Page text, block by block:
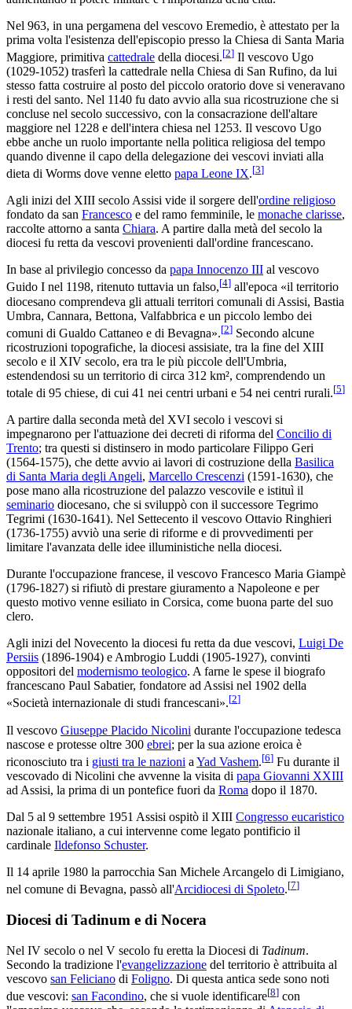
Nel 963, in una pergamena del vescovo Eremedio, è attestato per la
prima volta l'esistenza dell'episcopio presso la Chiesa di Santa Maria
Maggiore, primitiva cattedrale della diocesi.[2] Il vescovo Ugo
(1029-1052) trasferì la cattedrale nella Chiesa di San Rufino, da lui
stesso fatta costruire al posto del piccolo oratorio dove si veneravano
i resti del santo. Nel 1140 fu dato avvio alla sua ricostruzione che si
concluse nel secolo successivo, con la consacrazione dell'altare
maggiore nel 1228 e dell'intera chiesa nel 1253. Il vescovo Ugo
ebbe anche un ruolo importante nella politica religiosa del tempo
quando divenne il capo della delegazione dei vescovi inviati alla
dieta di Worms dove venne eletto papa Leone IX.[3]
Agli inizi del XIII secolo Assisi vide il sorgere dell'ordine religioso
fondato da san Francesco e del ramo femminile, le monache clarisse,
raccolte attorno a santa Chiara. A partire dalla metà del secolo la
diocesi fu retta da vescovi provenienti dall'ordine francescano.
In base al privilegio concesso da papa Innocenzo III al vescovo
Guido I nel 1198, ritenuto tuttavia un falso,[4] all'epoca «il territorio
diocesano comprendeva gli attuali territori comunali di Assisi, Bastia
Umbra, Cannara, Bettona, Valfabbrica e un piccolo lembo dei
comuni di Gualdo Cattaneo e di Bevagna».[2] Secondo alcune
ricostruzioni topografiche, la diocesi assisiate, tra la fine del XIII
secolo e il XIV secolo, era tra le più piccole dell'Umbria,
estendendosi su un territorio di circa 312 km², comprendendo un
totale di 95 chiese, di cui 41 nei centri urbani e 54 nei centri rurali.[5]
A partire dalla seconda metà del XVI secolo i vescovi si
impegnarono per l'attuazione dei decreti di riforma del Concilio di
Trento; tra questi si distinsero in modo particolare Filippo Geri
(1564-1575), che dette avvio ai lavori di costruzione della Basilica
di Santa Maria degli Angeli, Marcello Crescenzi (1591-1630), che
pose mano alla ricostruzione del palazzo vescovile e istituì il
seminario diocesano, che si sviluppò con il successore Tegrimo
Tegrimi (1630-1641). Nel Settecento il vescovo Ottavio Ringhieri
(1736-1755) avviò una serie di riforme e di provvedimenti per
limitare l'avanzata delle idee illuministiche nella diocesi.
Durante l'occupazione francese, il vescovo Francesco Maria Giampè
(1796-1827) si rifiutò di prestare giuramento a Napoleone e per
questo motivo venne esiliato in Corsica, come buona parte del suo
clero.
Agli inizi del Novecento la diocesi fu retta da due vescovi, Luigi De
Persiis (1896-1904) e Ambrogio Luddi (1905-1927), convinti
oppositori del modernismo teologico. A farne le spese il biografo
francescano Paul Sabatier, fondatore ad Assisi nel 1902 della
«Società internazionale di studi francescani».[2]
Il vescovo Giuseppe Placido Nicolini durante l'occupazione tedesca
nascose e protesse oltre 300 ebrei; per la sua azione eroica è
riconosciuto tra i giusti tra le nazioni a Yad Vashem.[6] Fu durante il
vescovado di Nicolini che avvenne la visita di papa Giovanni XXIII
ad Assisi, la prima di un pontefice fuori da Roma dopo il 1870.
Dal 5 al 9 settembre 1951 Assisi ospitò il XIII Congresso eucaristico
nazionale italiano, a cui intervenne come legato pontificio il
cardinale Ildefonso Schuster.
Il 14 aprile 1980 la parrocchia San Michele Arcangelo di Limigiano,
nel comune di Bevagna, passò all'Arcidiocesi di Spoleto.[7]
Diocesi di Tadinum e di Nocera
Nel IV secolo o nel V secolo fu eretta la Diocesi di Tadinum.
Secondo la tradizione l'evangelizzazione del territorio è attribuita al
vescovo san Feliciano di Foligno. Di questa antica sede sono noti
due vescovi: san Facondino, che si vuole identificare[8] con